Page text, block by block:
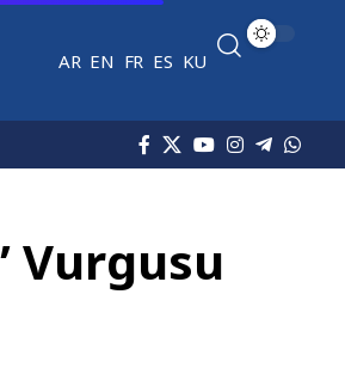
AR EN FR ES KU
Vurgusu